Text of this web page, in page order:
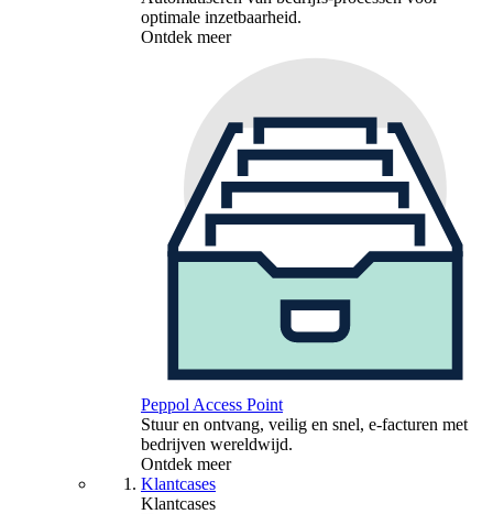
optimale inzetbaarheid.
Ontdek meer
Peppol Access Point
Stuur en ontvang, veilig en snel, e-facturen met
bedrijven wereldwijd.
Ontdek meer
Klantcases
Klantcases